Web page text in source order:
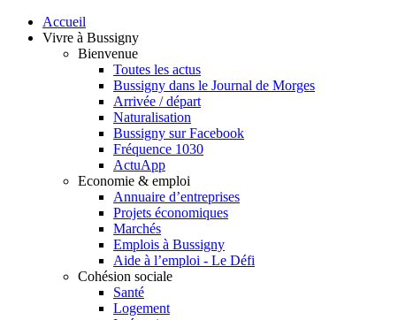
Accueil
Vivre à Bussigny
Bienvenue
Toutes les actus
Bussigny dans le Journal de Morges
Arrivée / départ
Naturalisation
Bussigny sur Facebook
Fréquence 1030
ActuApp
Economie & emploi
Annuaire d’entreprises
Projets économiques
Marchés
Emplois à Bussigny
Aide à l’emploi - Le Défi
Cohésion sociale
Santé
Logement